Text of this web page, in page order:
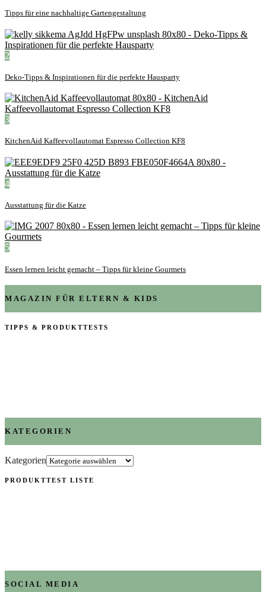
Tipps für eine nachhaltige Gartengestaltung
2
Deko-Tipps & Inspirationen für die perfekte Hausparty
3
KitchenAid Kaffeevollautomat Espresso Collection KF8
4
Ausstattung für die Katze
5
Essen lernen leicht gemacht – Tipps für kleine Gourmets
MAGAZIN FÜR ELTERN & KIDS
TIPPS & PRODUKTTESTS
KATEGORIEN
Kategorien
PRODUKTTEST LISTE
SOCIAL MEDIA